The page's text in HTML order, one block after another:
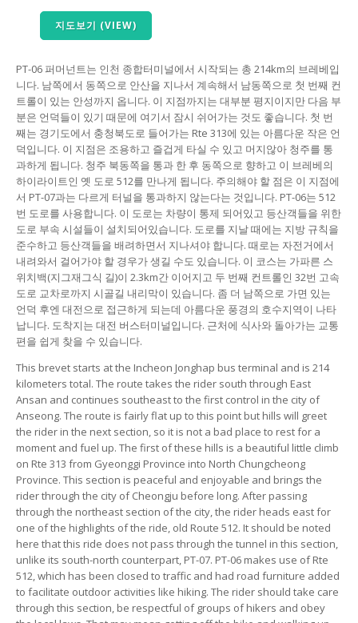
지도보기 (VIEW)
PT-06 퍼머넌트는 인천 종합터미널에서 시작되는 총 214km의 브레베입
니다. 남쪽에서 동쪽으로 안산을 지나서 계속해서 남동쪽으로 첫 번째 컨
트롤이 있는 안성까지 옵니다. 이 지점까지는 대부분 평지이지만 다음 부
분은 언덕들이 있기 때문에 여기서 잠시 쉬어가는 것도 좋습니다. 첫 번
째는 경기도에서 충청북도로 들어가는 Rte 313에 있는 아름다운 작은 언
덕입니다. 이 지점은 조용하고 즐겁게 타실 수 있고 머지않아 청주를 통
과하게 됩니다. 청주 북동쪽을 통과 한 후 동쪽으로 향하고 이 브레베의
하이라이트인 옛 도로 512를 만나게 됩니다. 주의해야 할 점은 이 지점에
서 PT-07과는 다르게 터널을 통과하지 않는다는 것입니다. PT-06는 512
번 도로를 사용합니다. 이 도로는 차량이 통제 되어있고 등산객들을 위한
도로 부속 시설들이 설치되어있습니다. 도로를 지날 때에는 지방 규칙을
준수하고 등산객들을 배려하면서 지나셔야 합니다. 때로는 자전거에서
내려와서 걸어가야 할 경우가 생길 수도 있습니다. 이 코스는 가파른 스
위치백(지그재그식 길)이 2.3km간 이어지고 두 번째 컨트롤인 32번 고속
도로 교차로까지 시골길 내리막이 있습니다. 좀 더 남쪽으로 가면 있는
언덕 후엔 대전으로 접근하게 되는데 아름다운 풍경의 호수지역이 나타
납니다. 도착지는 대전 버스터미널입니다. 근처에 식사와 돌아가는 교통
편을 쉽게 찾을 수 있습니다.
This brevet starts at the Incheon Jonghap bus terminal and is 214
kilometers total. The route takes the rider south through East
Ansan and continues southeast to the first control in the city of
Anseong. The route is fairly flat up to this point but hills will greet
the rider in the next section, so it is not a bad place to rest for a
moment and fuel up. The first of these hills is a beautiful little climb
on Rte 313 from Gyeonggi Province into North Chungcheong
Province. This section is peaceful and enjoyable and brings the
rider through the city of Cheongju before long. After passing
through the northeast section of the city, the rider heads east for
one of the highlights of the ride, old Route 512. It should be noted
here that this ride does not pass through the tunnel in this section,
unlike its south-north counterpart, PT-07. PT-06 makes use of Rte
512, which has been closed to traffic and had road furniture added
to facilitate outdoor activities like hiking. The rider should take care
through this section, be respectful of groups of hikers and obey